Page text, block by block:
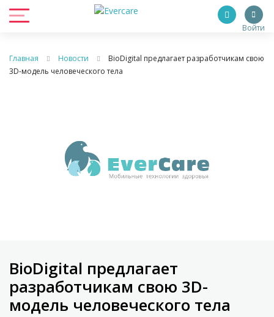
Войти
Главная Новости
BioDigital предлагает разработчикам свою
3D-модель человеческого тела
BioDigital предлагает
разработчикам свою 3D-
модель человеческого тела